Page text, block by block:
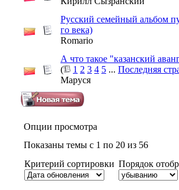
Русский семейный альбом
го века)
Romario
А что такое "казанский
(
1 2 3 4 5 ... Последняя
Маруся
Опции просмотра
Показаны темы с 1 по 20 из 56
Критерий сортировки Порядок